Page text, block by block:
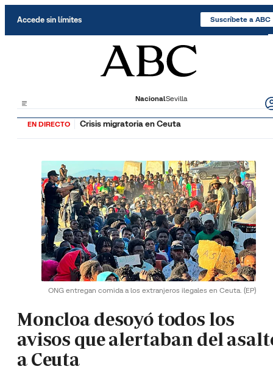
Accede sin límites Suscríbete a ABC
NacionalSevilla
EN DIRECTO Crisis migratoria en Ceuta
ONG entregan comida a los extranjeros ilegales en Ceuta. (EP)
Moncloa desoyó todos los
avisos que alertaban del
a Ceuta